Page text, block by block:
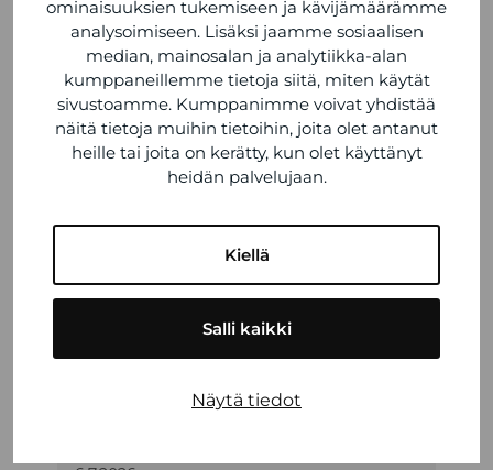
ominaisuuksien tukemiseen ja kävijämäärämme
analysoimiseen. Lisäksi jaamme sosiaalisen
median, mainosalan ja analytiikka-alan
kumppaneillemme tietoja siitä, miten käytät
sivustoamme. Kumppanimme voivat yhdistää
näitä tietoja muihin tietoihin, joita olet antanut
heille tai joita on kerätty, kun olet käyttänyt
heidän palvelujaan.
Kiellä
Salli kaikki
Näytä tiedot
äänieristetty potilasalue auttaa luomaan
rauhallisen ja turvallisen ympäristön
hoitotoimenpiteitä varten. Äänieristetty
potilasalue voi myös parantaa
ensihoitohenkilökunnan keskittymistä ja
työskentelyolosuhteita. Tällainen
varusteluratkaisu on erityisen tärkeä, kun
VIIMEISIMMÄT ARTIKKELIT